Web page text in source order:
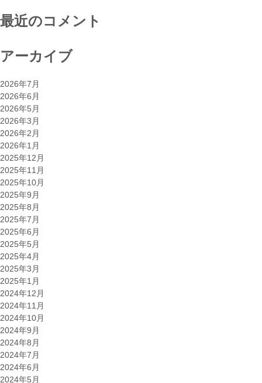
最近のコメント
アーカイブ
2026年7月
2026年6月
2026年5月
2026年3月
2026年2月
2026年1月
2025年12月
2025年11月
2025年10月
2025年9月
2025年8月
2025年7月
2025年6月
2025年5月
2025年4月
2025年3月
2025年1月
2024年12月
2024年11月
2024年10月
2024年9月
2024年8月
2024年7月
2024年6月
2024年5月